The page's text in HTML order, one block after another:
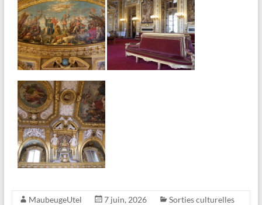
MaubeugeUtel 7 juin, 2026 Sorties culturelles